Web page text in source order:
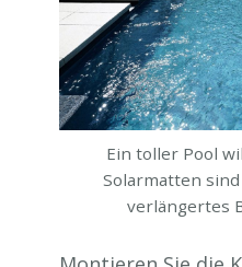
Ein toller Pool
Solarmatten
verlängertes